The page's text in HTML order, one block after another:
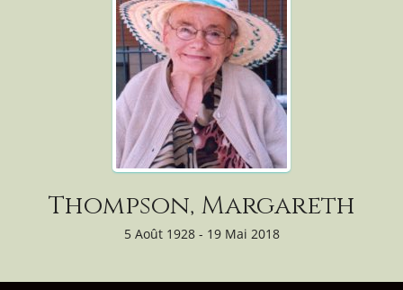
Thompson, Margareth
5 Août 1928 - 19 Mai 2018